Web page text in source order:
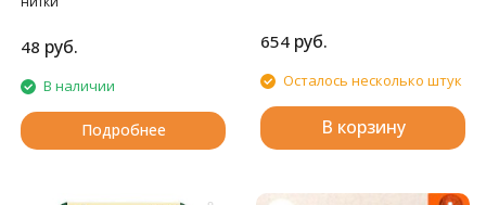
48 руб.
В наличии
Подробнее
654 руб.
Осталось несколько штук
В корзину